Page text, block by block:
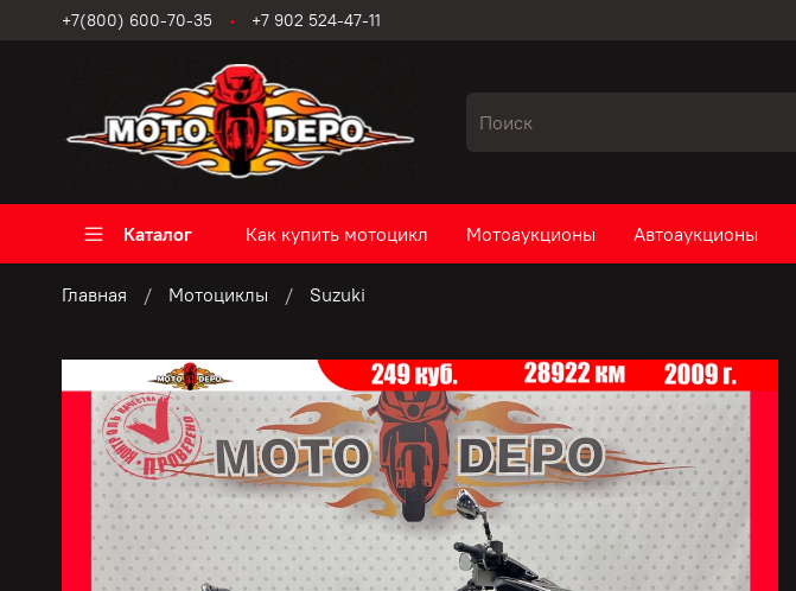
+7(800) 600-70-35 +7 902 524-47-11
Каталог Как купить мотоцикл Мотоаукционы Автоаукционы
Главная Мотоциклы Suzuki